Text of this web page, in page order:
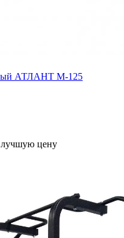
АТЛАНТ М-125
лучшую цену